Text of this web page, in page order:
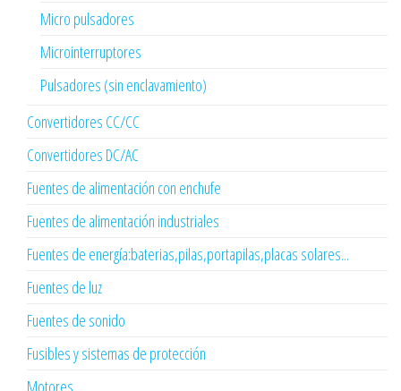
Micro pulsadores
Microinterruptores
Pulsadores (sin enclavamiento)
Convertidores CC/CC
Convertidores DC/AC
Fuentes de alimentación con enchufe
Fuentes de alimentación industriales
Fuentes de energía:baterias,pilas,portapilas,placas solares...
Fuentes de luz
Fuentes de sonido
Fusibles y sistemas de protección